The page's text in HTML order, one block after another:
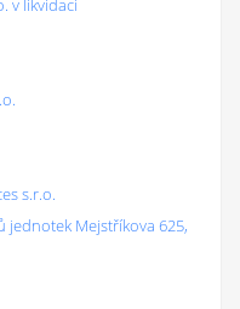
v likvidaci
s.r.o.
jednotek Mejstříkova 625,